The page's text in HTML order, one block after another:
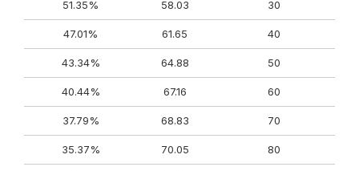
30
58.03
51.35%
40
61.65
47.01%
50
64.88
43.34%
60
67.16
40.44%
70
68.83
37.79%
80
70.05
35.37%